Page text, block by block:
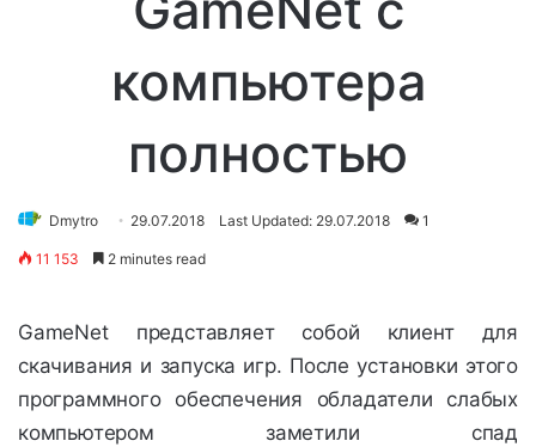
компьютера
полностью
Dmytro 29.07.2018 Last Updated: 29.07.2018 1
11 153 2 minutes read
GameNet представляет собой клиент для
скачивания и запуска игр. После установки этого
программного обеспечения обладатели слабых
компьютером заметили спад